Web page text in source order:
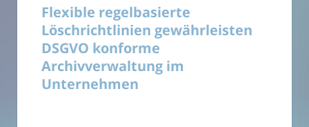
Flexible regelbasierte
Löschrichtlinien gewährleisten
DSGVO konforme
Archivverwaltung im
Unternehmen